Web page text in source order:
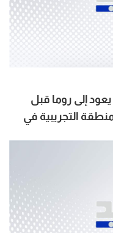
يعود إلى روما قبل
التجريبية في